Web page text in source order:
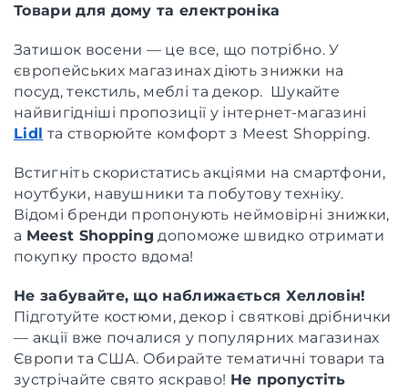
Товари для дому та електроніка
Затишок восени — це все, що потрібно. У
європейських магазинах діють знижки на
посуд, текстиль, меблі та декор. Шукайте
найвигідніші пропозиції у інтернет-магазині
Lidl та створюйте комфорт з Meest Shopping.
Встигніть скористатись акціями на смартфони,
ноутбуки, навушники та побутову техніку.
Відомі бренди пропонують неймовірні знижки,
а Meest Shopping допоможе швидко отримати
покупку просто вдома!
Не забувайте, що наближається Хелловін!
Підготуйте костюми, декор і святкові дрібнички
— акції вже почалися у популярних магазинах
Європи та США. Обирайте тематичні товари та
зустрічайте свято яскраво! Не пропустіть